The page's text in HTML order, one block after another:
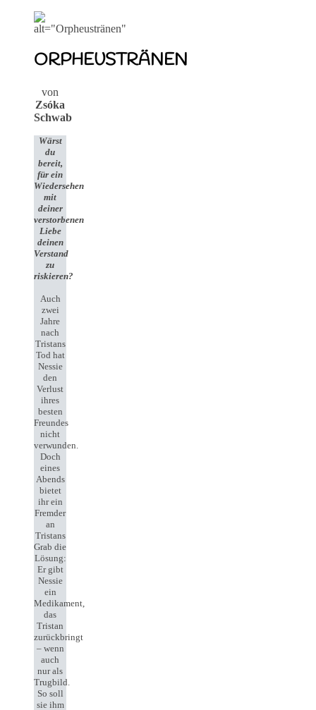
ORPHEUSTRÄNEN
von
Zsóka
Schwab
Wärst
du
bereit,
für ein
Wiedersehen
mit
deiner
verstorbenen
Liebe
deinen
Verstand
zu
riskieren?
Auch
zwei
Jahre
nach
Tristans
Tod hat
Nessie
den
Verlust
ihres
besten
Freundes
nicht
verwunden.
Doch
eines
Abends
bietet
ihr ein
Fremder
an
Tristans
Grab die
Lösung:
Er gibt
Nessie
ein
Medikament,
das
Tristan
zurückbringt
– wenn
auch
nur als
Trugbild.
So soll
sie ihm